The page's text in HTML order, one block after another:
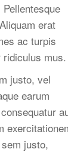
erat
ac turpis
mus.
justo, vel
earum
justo,